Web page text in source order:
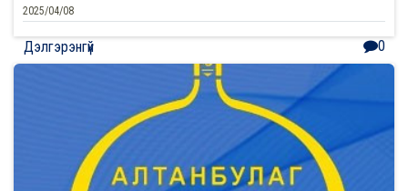
2025/04/08
Дэлгэрэнгүй 0